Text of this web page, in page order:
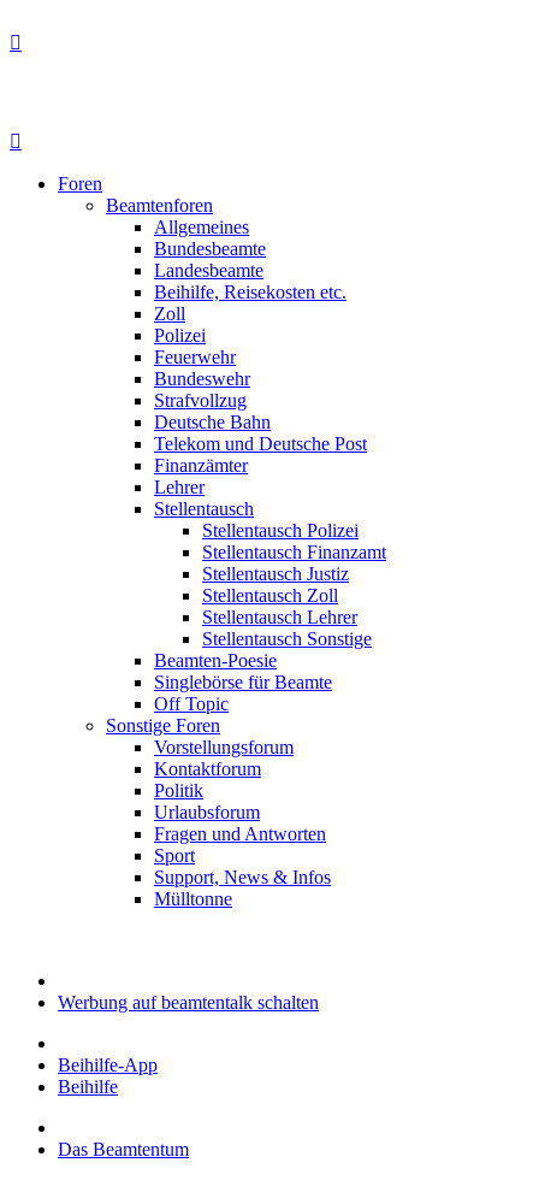
Foren
Beamtenforen
Allgemeines
Bundesbeamte
Landesbeamte
Beihilfe, Reisekosten etc.
Zoll
Polizei
Feuerwehr
Bundeswehr
Strafvollzug
Deutsche Bahn
Telekom und Deutsche Post
Finanzämter
Lehrer
Stellentausch
Stellentausch Polizei
Stellentausch Finanzamt
Stellentausch Justiz
Stellentausch Zoll
Stellentausch Lehrer
Stellentausch Sonstige
Beamten-Poesie
Singlebörse für Beamte
Off Topic
Sonstige Foren
Vorstellungsforum
Kontaktforum
Politik
Urlaubsforum
Fragen und Antworten
Sport
Support, News & Infos
Mülltonne
Werbung auf beamtentalk schalten
Beihilfe-App
Beihilfe
Das Beamtentum